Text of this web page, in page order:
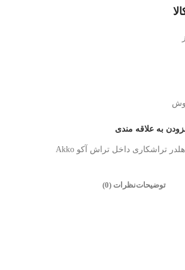
به علاقه مندی
هلدر تراشکاری داخل تراش آکو Akko
توضیحاتنظرات (0)